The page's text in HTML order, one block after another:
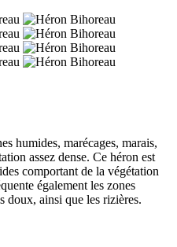
humides, marécages, marais,
assez dense. Ce héron est
comportant de la végétation
également les zones
doux, ainsi que les rizières.